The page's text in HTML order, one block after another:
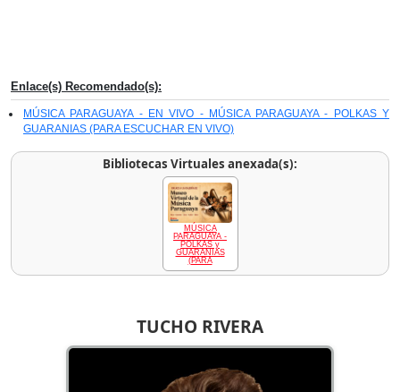
TUCHO RIVERA
Enlace(s) Recomendado(s):
MÚSICA PARAGUAYA - EN VIVO - MÚSICA PARAGUAYA - POLKAS Y
GUARANIAS (PARA ESCUCHAR EN VIVO)
Bibliotecas Virtuales anexada(s):
MÚSICA
PARAGUAYA -
POLKAS y
GUARANIAS
(PARA